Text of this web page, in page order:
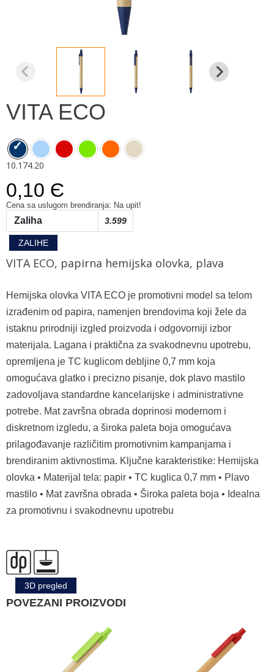
VITA ECO
10.174.20
0,10 Є
Cena sa uslugom brendiranja: Na upit!
Zaliha 3.599
ZALIHE
VITA ECO, papirna hemijska olovka, plava
Hemijska olovka VITA ECO je promotivni model sa telom
izrađenim od papira, namenjen brendovima koji žele da
istaknu prirodniji izgled proizvoda i odgovorniji izbor
materijala. Lagana i praktična za svakodnevnu upotrebu,
opremljena je TC kuglicom debljine 0,7 mm koja
omogućava glatko i precizno pisanje, dok plavo mastilo
zadovoljava standardne kancelarijske i administrativne
potrebe. Mat završna obrada doprinosi modernom i
diskretnom izgledu, a široka paleta boja omogućava
prilagođavanje različitim promotivnim kampanjama i
brendiranim aktivnostima. Ključne karakteristike: Hemijska
olovka • Materijal tela: papir • TC kuglica 0,7 mm • Plavo
mastilo • Mat završna obrada • Široka paleta boja • Idealna
za promotivnu i svakodnevnu upotrebu
3D pregled
POVEZANI PROIZVODI